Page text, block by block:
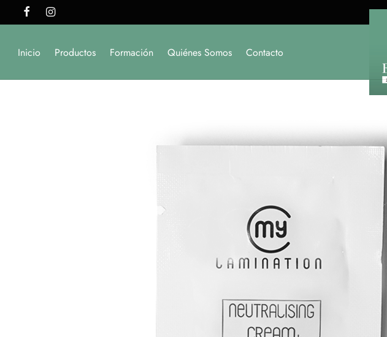
Inicio Productos Formación Quiénes Somos Contacto